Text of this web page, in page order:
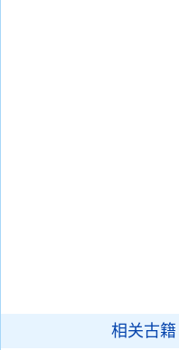
相关古籍